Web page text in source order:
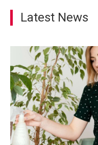
Latest News